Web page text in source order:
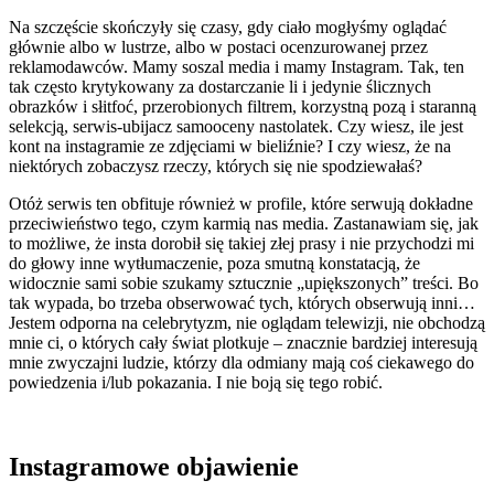
Na szczęście skończyły się czasy, gdy ciało mogłyśmy oglądać
głównie albo w lustrze, albo w postaci ocenzurowanej przez
reklamodawców. Mamy soszal media i mamy Instagram. Tak, ten
tak często krytykowany za dostarczanie li i jedynie ślicznych
obrazków i słitfoć, przerobionych filtrem, korzystną pozą i staranną
selekcją, serwis-ubijacz samooceny nastolatek. Czy wiesz, ile jest
kont na instagramie ze zdjęciami w bieliźnie? I czy wiesz, że na
niektórych zobaczysz rzeczy, których się nie spodziewałaś?
Otóż serwis ten obfituje również w profile, które serwują dokładne
przeciwieństwo tego, czym karmią nas media. Zastanawiam się, jak
to możliwe, że insta dorobił się takiej złej prasy i nie przychodzi mi
do głowy inne wytłumaczenie, poza smutną konstatacją, że
widocznie sami sobie szukamy sztucznie „upiększonych” treści. Bo
tak wypada, bo trzeba obserwować tych, których obserwują inni…
Jestem odporna na celebrytyzm, nie oglądam telewizji, nie obchodzą
mnie ci, o których cały świat plotkuje – znacznie bardziej interesują
mnie zwyczajni ludzie, którzy dla odmiany mają coś ciekawego do
powiedzenia i/lub pokazania. I nie boją się tego robić.
Instagramowe objawienie